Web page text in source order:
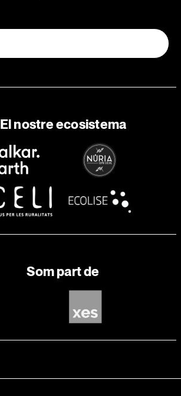
El nostre ecosistema
Som part de